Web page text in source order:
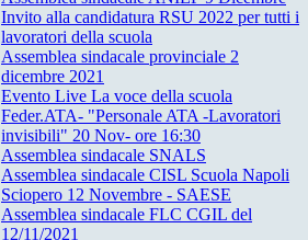
Invito alla candidatura RSU 2022 per tutti i
lavoratori della scuola
Assemblea sindacale provinciale 2
dicembre 2021
Evento Live La voce della scuola
Feder.ATA- "Personale ATA -Lavoratori
invisibili" 20 Nov- ore 16:30
Assemblea sindacale SNALS
Assemblea sindacale CISL Scuola Napoli
Sciopero 12 Novembre - SAESE
Assemblea sindacale FLC CGIL del
12/11/2021